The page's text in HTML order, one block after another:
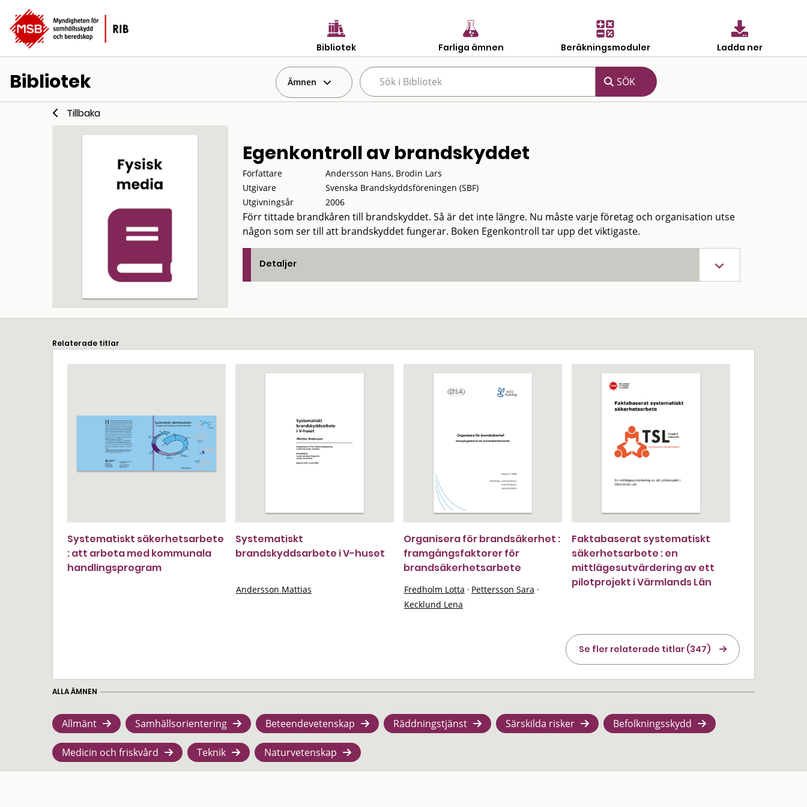
Bibliotek Farliga ämnen Beräkningsmoduler Ladda ner
Bibliotek Ämnen
Tillbaka
Egenkontroll av brandskyddet
Författare
Andersson Hans, Brodin Lars
Utgivare
Svenska Brandskyddsföreningen (SBF)
Utgivningsår
2006
Förr tittade brandkåren till brandskyddet. Så är det inte längre. Nu måste varje företag och organisation utse
någon som ser till att brandskyddet fungerar. Boken Egenkontroll tar upp det viktigaste.
Detaljer
Relaterade titlar
Systematiskt säkerhetsarbete
: att arbeta med kommunala
handlingsprogram
Systematiskt
brandskyddsarbete i V-huset
Andersson Mattias
Organisera för brandsäkerhet :
framgångsfaktorer för
brandsäkerhetsarbete
Fredholm Lotta · Pettersson Sara ·
Kecklund Lena
Faktabaserat systematiskt
säkerhetsarbete : en
mittlägesutvärdering av ett
pilotprojekt i Värmlands Län
Se fler relaterade titlar (347)
ALLA ÄMNEN
Allmänt Samhällsorientering Beteendevetenskap Räddningstjänst Särskilda risker Befolkningsskydd
Medicin och friskvård Teknik Naturvetenskap